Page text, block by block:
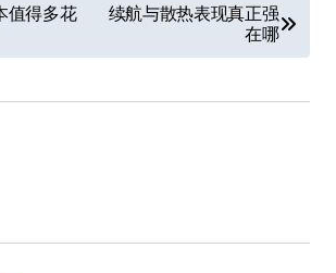
值得多花
续航与散热表现真正强
在哪